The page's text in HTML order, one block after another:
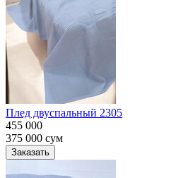
Плед двуспальный 2305
455 000
375 000 сум
Заказать